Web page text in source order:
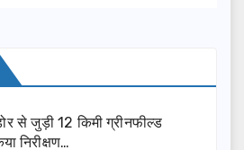
से जुड़ी 12 किमी ग्रीनफील्ड
निरीक्षण…